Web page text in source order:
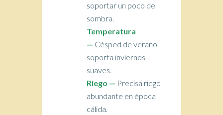
soportar un poco de
sombra.
Temperatura
— Césped de verano,
soporta inviernos
suaves.
Riego — Precisa riego
abundante en época
cálida.